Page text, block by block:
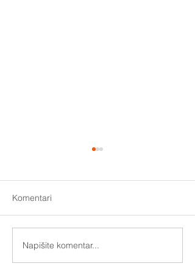
Otključajmo uistinu pokret
Komentari
Napišite komentar...